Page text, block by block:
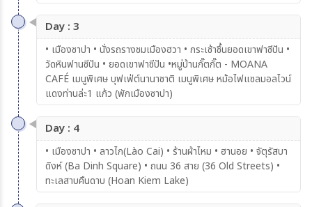
Day : 3
• เมืองซาปา • นั่งรถรางชมเมืองฮวา • กระเช้าชึ้นยอดเขาฟาซีปัน •
วัดหินฟานซีปัน • ยอดเขาฟาซีปัน •หมู่บ้านกั๊ตกั๊ต - MOANA
CAFÉ เมนูพิเศษ บุฟเฟ่ต์นานาชาติ เมนูพิเศษ หม้อไฟแซลมอลไวน์
แดงท่านล่ะ1 แก้ว (พักเมืองซาปา)
Day : 4
• เมืองซาปา • ลาวไก(Lào Cai) • ร้านผ้าไหม • ฮานอย • จัตุรัสบา
ดิงห์ (Ba Dinh Square) • ถนน 36 สาย (36 Old Streets) •
ทะเลสาบคืนดาบ (Hoan Kiem Lake)